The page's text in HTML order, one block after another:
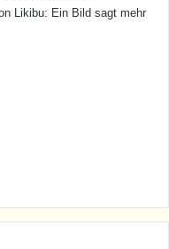
Likibu: Ein Bild sagt mehr